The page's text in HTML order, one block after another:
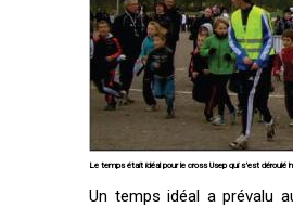
Le temps était idéal pour le cross Usep qui s’est
Un temps idéal a prévalu